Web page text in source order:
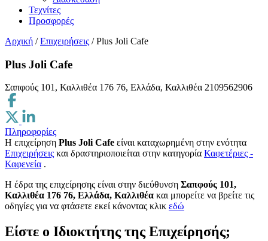
Τεχνίτες
Προσφορές
Αρχική / Επιχειρήσεις / Plus Joli Cafe
Plus Joli Cafe
Σαπφούς 101, Καλλιθέα 176 76, Ελλάδα, Καλλιθέα 2109562906
Πληροφορίες
Η επιχείρηση Plus Joli Cafe είναι καταχωρημένη στην ενότητα
Επιχειρήσεις και δραστηριοποιείται στην κατηγορία Καφετέριες -
Καφενεία .
H έδρα της επιχείρησης είναι στην διεύθυνση Σαπφούς 101,
Καλλιθέα 176 76, Ελλάδα, Καλλιθέα και μπορείτε να βρείτε τις
οδηγίες για να φτάσετε εκεί κάνοντας κλικ εδώ
Είστε ο Ιδιοκτήτης της Επιχείρησής;